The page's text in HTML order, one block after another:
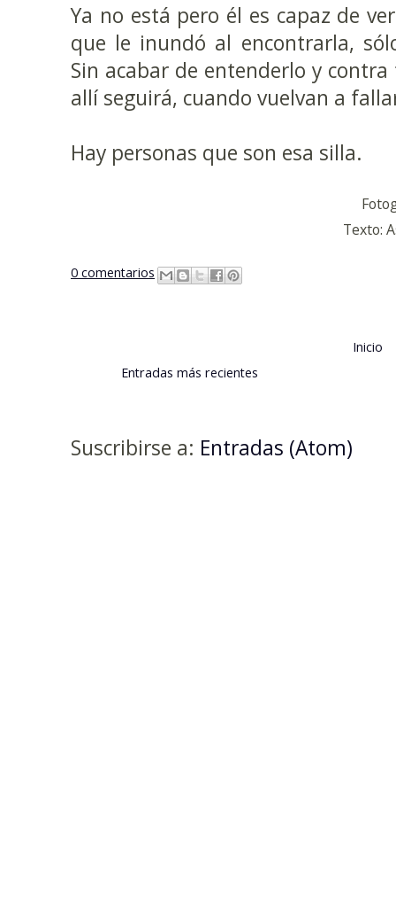
Ya no está pero él es capaz de
que le inundó al encontrarla,
Sin acabar de entenderlo y
allí seguirá, cuando vuelvan a
Hay personas que son esa silla.
Texto:
0 comentarios
Entradas más recientes
Inicio
Suscribirse a: Entradas (Atom)